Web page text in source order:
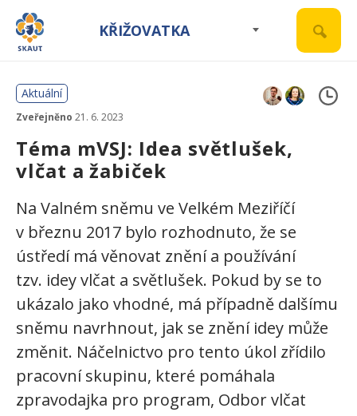
KŘIŽOVATKA
Aktuální
Zveřejněno 21. 6. 2023
Téma mVSJ: Idea světlušek,
vlčat a žabiček
Na Valném sněmu ve Velkém Meziříčí
v březnu 2017 bylo rozhodnuto, že se
ústředí má věnovat znění a používání
tzv. idey vlčat a světlušek. Pokud by se to
ukázalo jako vhodné, má případně dalšímu
sněmu navrhnout, jak se znění idey může
změnit. Náčelnictvo pro tento úkol zřídilo
pracovní skupinu, které pomáhala
zpravodajka pro program, Odbor vlčat